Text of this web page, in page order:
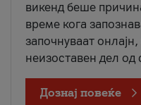
викенд беше
време кога
започнуваат
неизоставен дел од
Дознај повеќе